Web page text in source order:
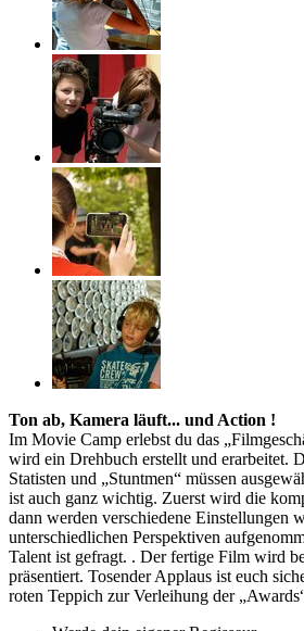
Ton ab, Kamera läuft... und Action !
Im Movie Camp erlebst du das
wird ein Drehbuch erstellt und erarbeitet.
Statisten und „Stuntmen“ müssen
ist auch ganz wichtig. Zuerst wird die
dann werden verschiedene Einstellungen
unterschiedlichen Perspektiven
Talent ist gefragt. . Der fertige Film wird
präsentiert. Tosender Applaus ist euch
roten Teppich zur Verleihung der